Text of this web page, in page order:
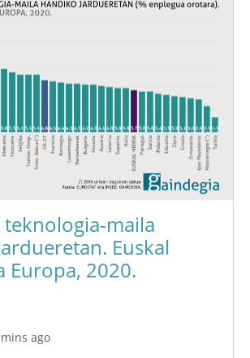
teknologia-maila
Euskal
Europa, 2020.
ago